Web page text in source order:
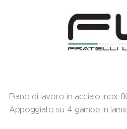
Piano di lavoro in acciaio inox
Appoggiato su 4 gambe in